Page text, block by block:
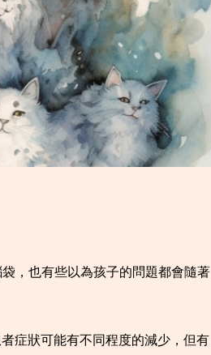
，也有些以為孩子的問題都會隨著
症狀可能有不同程度的減少，但有